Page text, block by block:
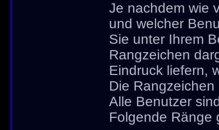
Je nachdem wie
und welcher
Sie unter Ihrem
Rangzeichen
Eindruck liefern,
Die
Alle Benutzer
Folgende Ränge